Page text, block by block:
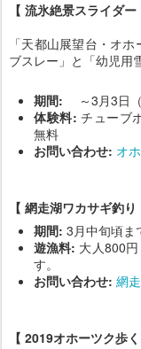
【 流氷絶景スライダー
「天都山展望台・オ
ブスレー」と「幼児用
期間: ～3月3日
体験料: チュー
無料
お問い合わせ: オ
【 網走湖ワカサギ釣り
期間: 3月中旬頃ま
遊漁料: 大人800
す。
お問い合わせ: 網
【 2019オホーツク歩